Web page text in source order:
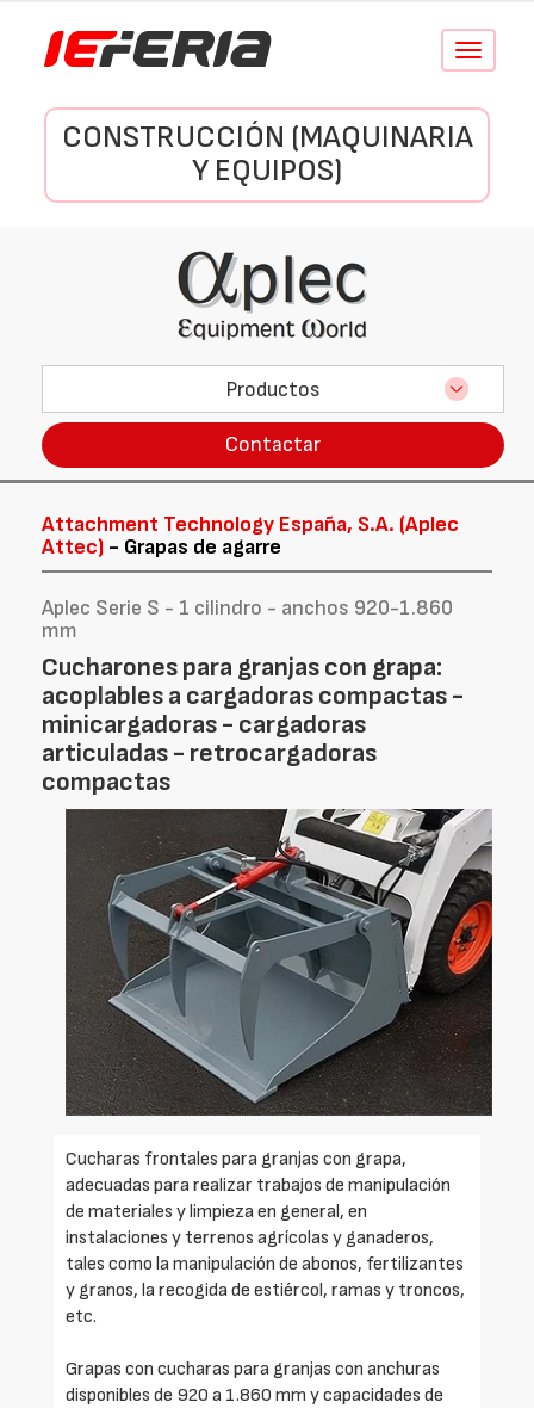
Conmutar
CONSTRUCCIÓN (MAQUINARIA
Y EQUIPOS)
Productos
Contactar
Attachment Technology España, S.A. (Aplec
Attec) - Grapas de agarre
Aplec Serie S - 1 cilindro - anchos 920-1.860
mm
Cucharones para granjas con grapa:
acoplables a cargadoras compactas -
minicargadoras - cargadoras
articuladas - retrocargadoras
compactas
Cucharas frontales para granjas con grapa,
adecuadas para realizar trabajos de manipulación
de materiales y limpieza en general, en
instalaciones y terrenos agrícolas y ganaderos,
tales como la manipulación de abonos, fertilizantes
y granos, la recogida de estiércol, ramas y troncos,
etc.
Grapas con cucharas para granjas con anchuras
disponibles de 920 a 1.860 mm y capacidades de